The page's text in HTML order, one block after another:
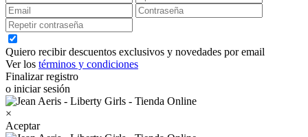
Quiero recibir descuentos exclusivos y novedades por email
Ver los términos y condiciones
Finalizar registro
o iniciar sesión
×
Aceptar